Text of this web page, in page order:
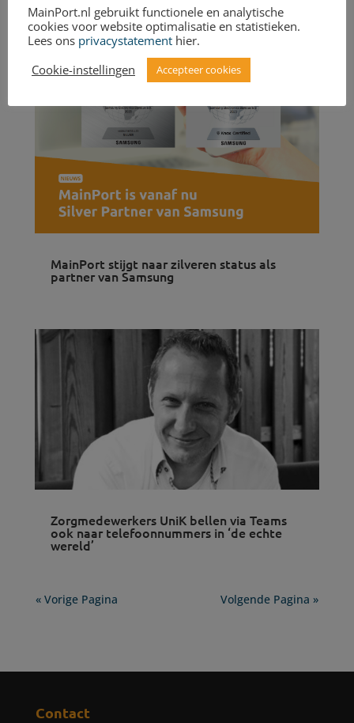
MainPort stijgt naar zilveren status als
partner van Samsung
Zorgmedewerkers UniK bellen via Teams
ook naar telefoonnummers in ‘de echte
wereld’
« Vorige Pagina Volgende Pagina »
Contact
MainPort.nl gebruikt functionele en analytische
cookies voor website optimalisatie en statistieken.
Lees ons privacystatement hier.
Cookie-instellingen
Accepteer cookies